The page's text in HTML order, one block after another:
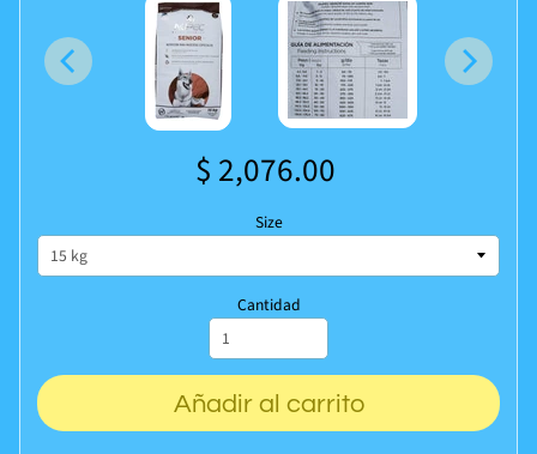
$ 2,076.00
Size
Cantidad
Añadir al carrito